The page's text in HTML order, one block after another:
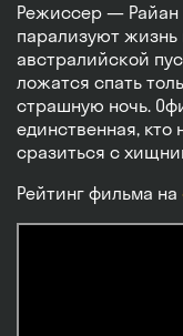
Режиссер — Райан
парализуют жизнь
австралийской
ложатся спать
страшную ночь.
единственная, кто
сразиться с
Рейтинг фильма на